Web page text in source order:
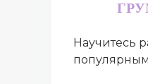
Научитесь